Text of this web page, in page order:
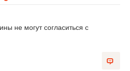
не могут согласиться с